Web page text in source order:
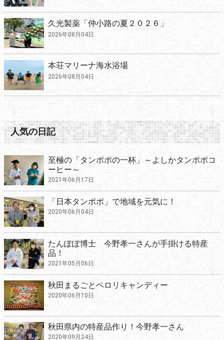
久光製薬「仲小路の夏２０２６」
2026年08月04日
本荘マリーナ海水浴場
2026年08月04日
人気の日記
至極の「タンポポの一杯」～よしかタンポポコ
ーヒー～
2021年06月17日
「日本タンポポ」で地域を元気に！
2020年06月04日
たんぽぽ博士 今野孝一さんが手掛ける特産
品！
2021年05月06日
秋田まるごとペロリキャンディー
2020年06月10日
秋田県内の特産品作り！今野孝一さん
2020年09月24日